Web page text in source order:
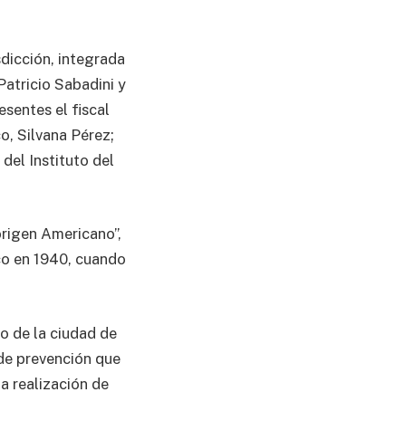
integrada
Sabadini y
el fiscal
Silvana Pérez;
del Instituto del
Americano”,
en 1940, cuando
de la ciudad de
prevención que
realización de